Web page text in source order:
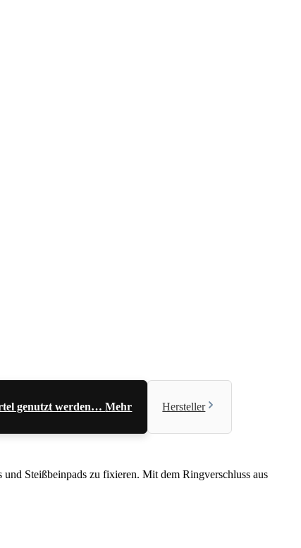
genutzt werden…Mehr Hersteller
Steißbeinpads zu fixieren. Mit dem Ringverschluss aus